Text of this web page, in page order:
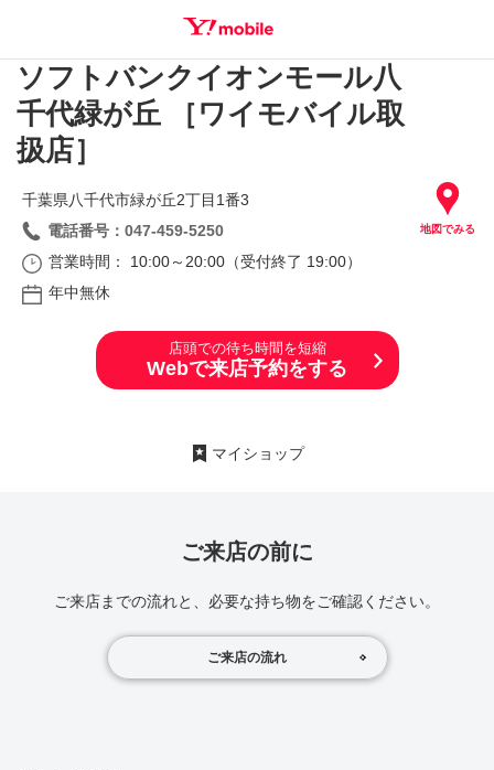
SEARCH
ソフトバンクイオンモール八
千代緑が丘 ［ワイモバイル取
扱店］
地図でみる
千葉県八千代市緑が丘2丁目1番3
電話番号：047-459-5250
営業時間： 10:00～20:00（受付終了 19:00）
年中無休
店頭での待ち時間を短縮
Webで来店予約をする
マイショップ
ご来店の前に
ご来店までの流れと、必要な持ち物をご確認ください。
ご来店の流れ